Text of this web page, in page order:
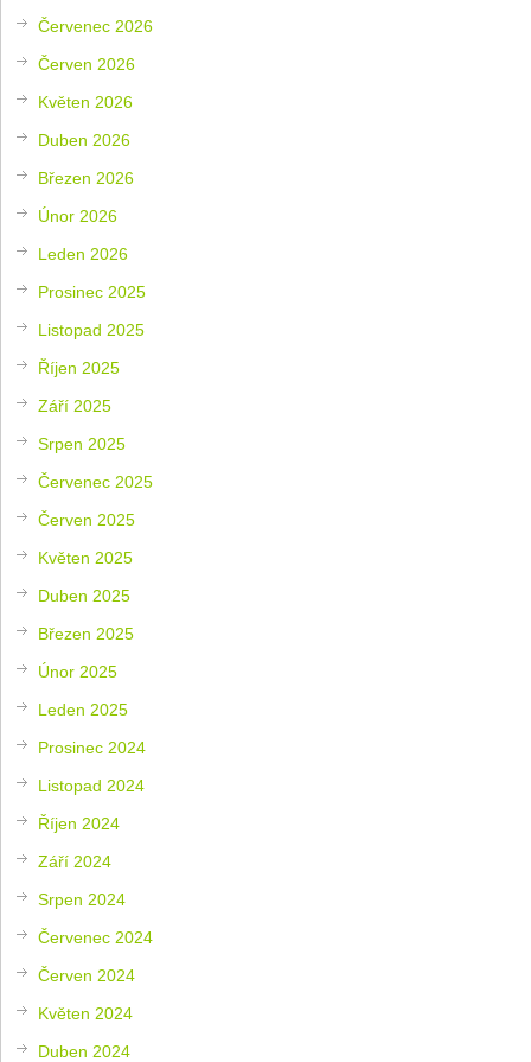
Červenec 2026
Červen 2026
Květen 2026
Duben 2026
Březen 2026
Únor 2026
Leden 2026
Prosinec 2025
Listopad 2025
Říjen 2025
Září 2025
Srpen 2025
Červenec 2025
Červen 2025
Květen 2025
Duben 2025
Březen 2025
Únor 2025
Leden 2025
Prosinec 2024
Listopad 2024
Říjen 2024
Září 2024
Srpen 2024
Červenec 2024
Červen 2024
Květen 2024
Duben 2024